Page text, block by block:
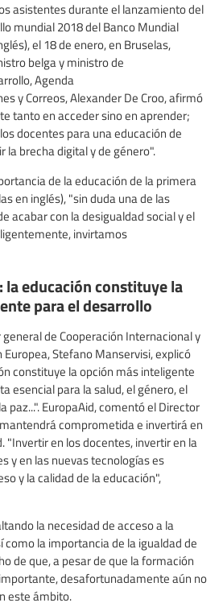
asistentes durante el lanzamiento del
mundial 2018 del Banco Mundial
el 18 de enero, en Bruselas,
belga y ministro de
Agenda
y Correos, Alexander De Croo, afirmó
tanto en acceder sino en aprender;
docentes para una educación de
la brecha digital y de género".
de la educación de la primera
en inglés), "sin duda una de las
acabar con la desigualdad social y el
invirtamos
la educación constituye la
para el desarrollo
de Cooperación Internacional y
Europea, Stefano Manservisi, explicó
constituye la opción más inteligente
esencial para la salud, el género, el
paz...". EuropaAid, comentó el Director
comprometida e invertirá en
"Invertir en los docentes, invertir en la
y en las nuevas tecnologías es
y la calidad de la educación",
la necesidad de acceso a la
como la importancia de la igualdad de
de que, a pesar de que la formación
desafortunadamente aún no
este ámbito.